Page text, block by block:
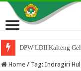
DPW LDII Kalteng
Home / Tag:Indragiri